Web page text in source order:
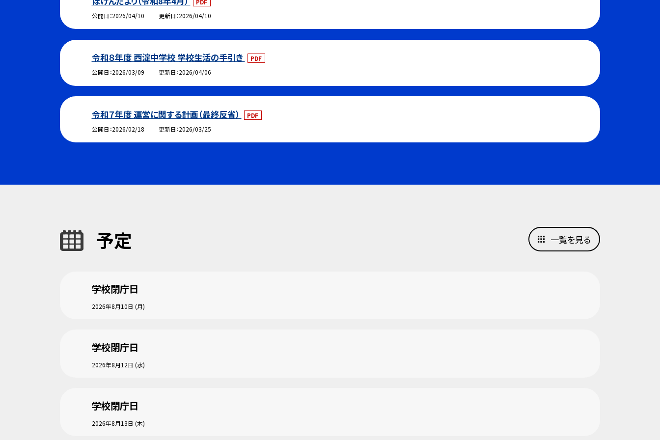
公開日 2026/04/10 更新日 2026/04/10
令和８年度 西淀中学校 学校生活の手引き
PDF
公開日 2026/03/09 更新日 2026/04/06
令和７年度 運営に関する計画（最終反省）
PDF
公開日 2026/02/18 更新日 2026/03/25
予定
学校閉庁日
2026年8月10日 (月)
学校閉庁日
2026年8月12日 (水)
学校閉庁日
2026年8月13日 (木)
一覧を見る